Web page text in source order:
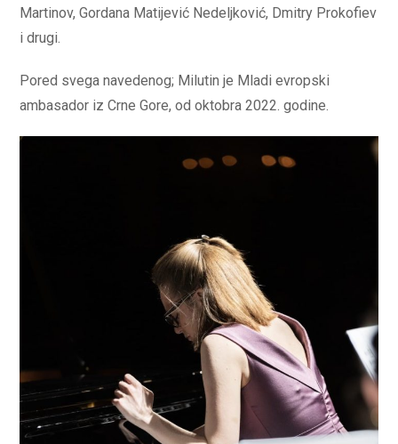
Martinov, Gordana Matijević Nedeljković, Dmitry Prokofiev
i drugi.
Pored svega navedenog; Milutin je Mladi evropski
ambasador iz Crne Gore, od oktobra 2022. godine.